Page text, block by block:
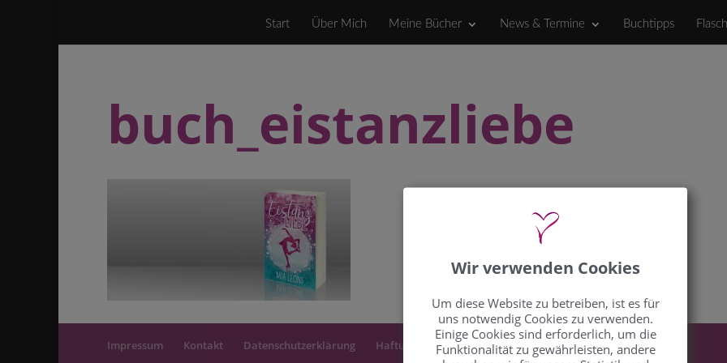
Start Über Mich Meine Bücher News & Termine Buchtipps
buch_eistanzliebe
Impressum Kontakt Datenschutzerklärung Haftungsbeschränkung
Wir verwenden Cookies
Um diese Website zu betreiben, ist es für
uns notwendig Cookies zu verwenden.
Einige Cookies sind erforderlich, um die
Funktionalität zu gewährleisten, andere